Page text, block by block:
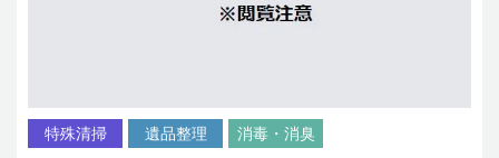
特殊清掃 遺品整理 消毒・消臭